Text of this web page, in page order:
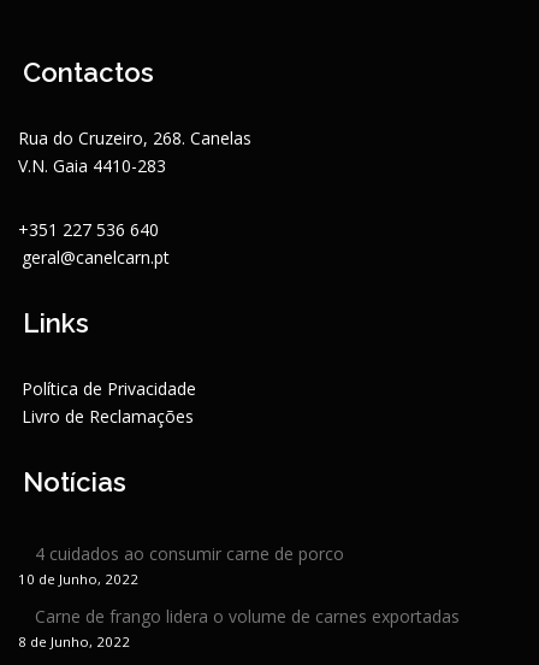
Contactos
Rua do Cruzeiro, 268. Canelas
V.N. Gaia 4410-283
+351 227 536 640
geral@canelcarn.pt
Links
Política de Privacidade
Livro de Reclamações
Notícias
4 cuidados ao consumir carne de porco
10 de Junho, 2022
Carne de frango lidera o volume de carnes exportadas
8 de Junho, 2022